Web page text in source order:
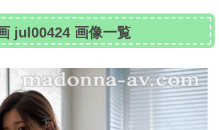
jul00424 画像一覧